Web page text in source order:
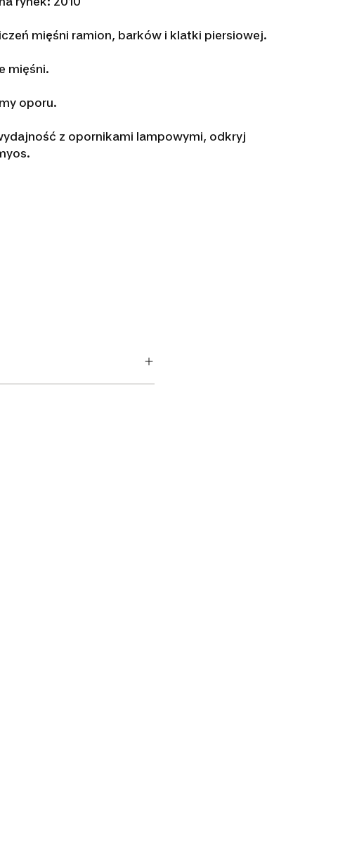
mięśni ramion, barków i klatki piersiowej.
mięśni.
oporu.
z opornikami lampowymi, odkryj